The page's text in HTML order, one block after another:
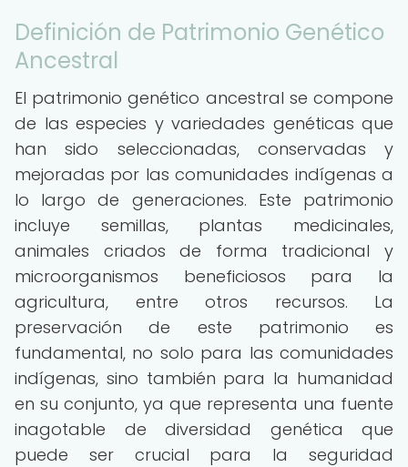
Definición de Patrimonio Genético
Ancestral
El patrimonio genético ancestral se compone
de las especies y variedades genéticas que
han sido seleccionadas, conservadas y
mejoradas por las comunidades indígenas a
lo largo de generaciones. Este patrimonio
incluye semillas, plantas medicinales,
animales criados de forma tradicional y
microorganismos beneficiosos para la
agricultura, entre otros recursos. La
preservación de este patrimonio es
fundamental, no solo para las comunidades
indígenas, sino también para la humanidad
en su conjunto, ya que representa una fuente
inagotable de diversidad genética que
puede ser crucial para la seguridad